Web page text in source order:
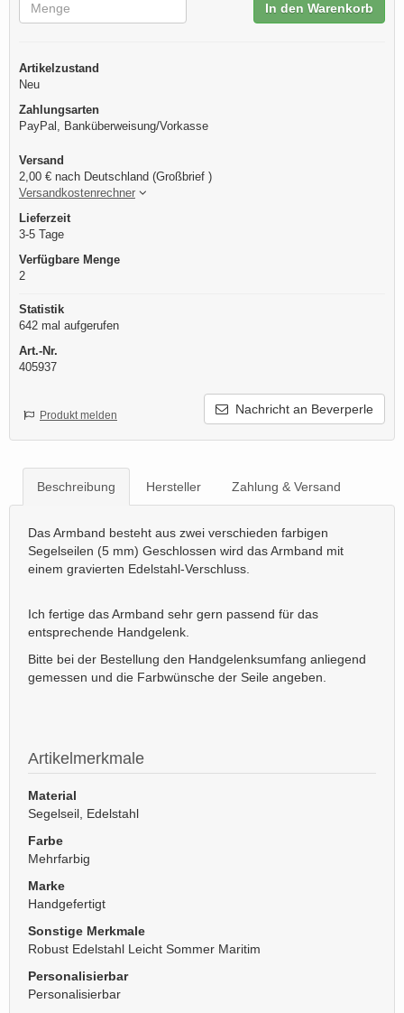
In den Warenkorb
Artikelzustand
Neu
Zahlungsarten
PayPal, Banküberweisung/Vorkasse
Versand
2,00 € nach Deutschland (Großbrief )
Versandkostenrechner
Lieferzeit
3-5 Tage
Verfügbare Menge
2
Statistik
642 mal aufgerufen
Art.-Nr.
405937
Nachricht an Beverperle
Produkt melden
Beschreibung Hersteller Zahlung & Versand
Das Armband besteht aus zwei verschieden farbigen
Segelseilen (5 mm) Geschlossen wird das Armband mit
einem gravierten Edelstahl-Verschluss.
Ich fertige das Armband sehr gern passend für das
entsprechende Handgelenk.
Bitte bei der Bestellung den Handgelenksumfang anliegend
gemessen und die Farbwünsche der Seile angeben.
Artikelmerkmale
Material
Segelseil, Edelstahl
Farbe
Mehrfarbig
Marke
Handgefertigt
Sonstige Merkmale
Robust Edelstahl Leicht Sommer Maritim
Personalisierbar
Personalisierbar